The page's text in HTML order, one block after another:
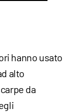
hanno usato
alto
da